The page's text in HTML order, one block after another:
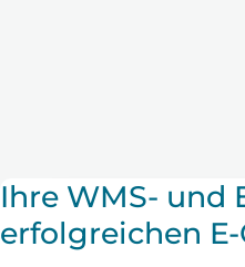
Ihre WMS- und
erfolgreichen